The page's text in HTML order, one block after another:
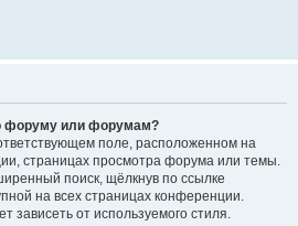
форуму или форумам?
поле, расположенном на
страницах просмотра форума или темы.
поиск, щёлкнув по ссылке
на всех страницах конференции.
зависеть от используемого стиля.